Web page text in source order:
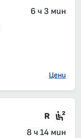
6 ч 3 мин
Цени
Влак
8 ч 14 мин